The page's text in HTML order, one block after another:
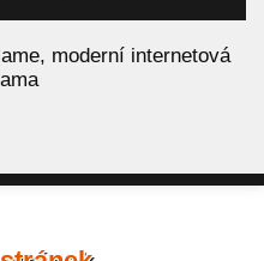
moderní internetová